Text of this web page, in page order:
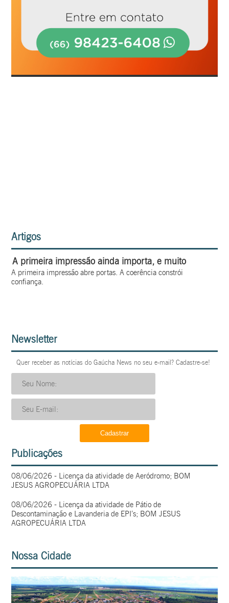
Artigos
A primeira impressão ainda importa, e muito
A primeira impressão abre portas. A coerência constrói
confiança.
Newsletter
Quer receber as notícias do Gaúcha News no seu e-mail? Cadastre-se!
Publicações
08/06/2026 - Licença da atividade de Aeródromo; BOM
JESUS AGROPECUÁRIA LTDA
08/06/2026 - Licença da atividade de Pátio de
Descontaminação e Lavanderia de EPI’s; BOM JESUS
AGROPECUÁRIA LTDA
Nossa Cidade